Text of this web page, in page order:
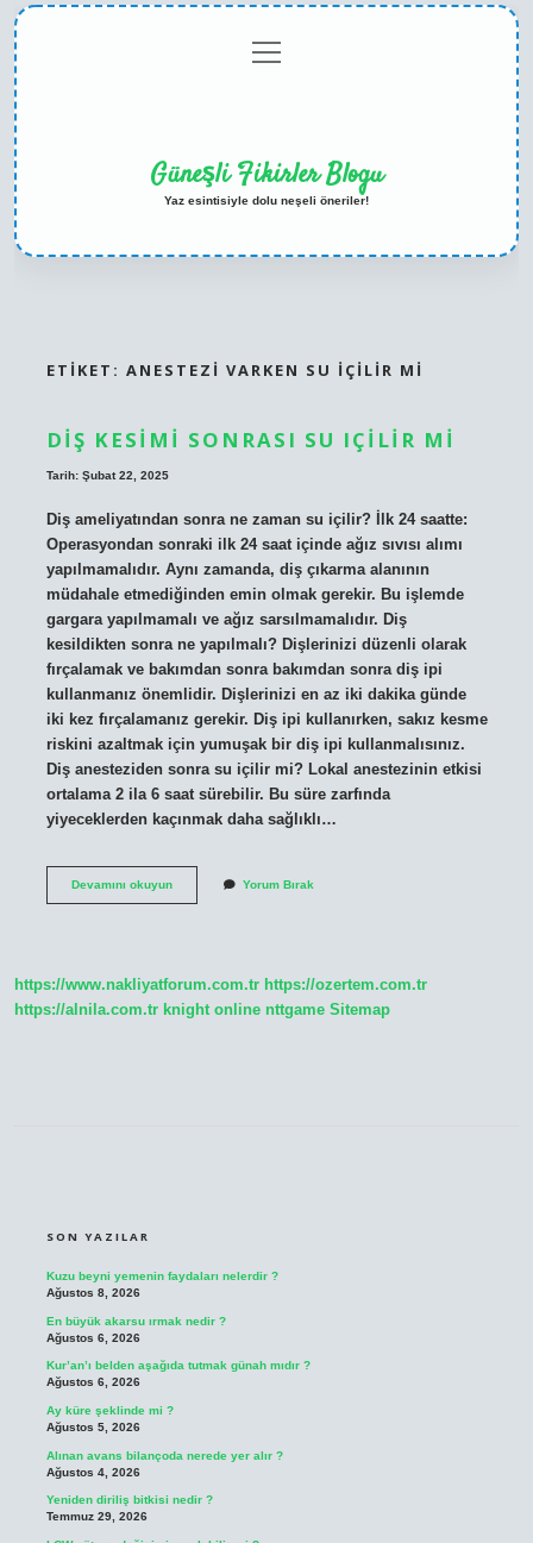
menüyü
aç
Güneşli Fikirler Blogu
Yaz esintisiyle dolu neşeli öneriler!
ETIKET: ANESTEZI VARKEN SU IÇILIR MI
DIŞ KESIMI SONRASI SU IÇILIR MI
Tarih: Şubat 22, 2025
Diş ameliyatından sonra ne zaman su içilir? İlk 24 saatte:
Operasyondan sonraki ilk 24 saat içinde ağız sıvısı alımı
yapılmamalıdır. Aynı zamanda, diş çıkarma alanının
müdahale etmediğinden emin olmak gerekir. Bu işlemde
gargara yapılmamalı ve ağız sarsılmamalıdır. Diş
kesildikten sonra ne yapılmalı? Dişlerinizi düzenli olarak
fırçalamak ve bakımdan sonra bakımdan sonra diş ipi
kullanmanız önemlidir. Dişlerinizi en az iki dakika günde
iki kez fırçalamanız gerekir. Diş ipi kullanırken, sakız kesme
riskini azaltmak için yumuşak bir diş ipi kullanmalısınız.
Diş anesteziden sonra su içilir mi? Lokal anestezinin etkisi
ortalama 2 ila 6 saat sürebilir. Bu süre zarfında
yiyeceklerden kaçınmak daha sağlıklı…
Devamını okuyunDiş
Yorum Bırak
https://www.nakliyatforum.com.tr https://ozertem.com.tr
https://alnila.com.tr knight online nttgame Sitemap
SON YAZILAR
Kuzu beyni yemenin faydaları nelerdir ?
Ağustos 8, 2026
En büyük akarsu ırmak nedir ?
Ağustos 6, 2026
Kur’an’ı belden aşağıda tutmak günah mıdır ?
Ağustos 6, 2026
Ay küre şeklinde mi ?
Ağustos 5, 2026
Alınan avans bilançoda nerede yer alır ?
Ağustos 4, 2026
Yeniden diriliş bitkisi nedir ?
Temmuz 29, 2026